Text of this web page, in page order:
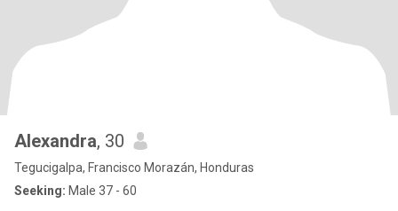
Alexandra, 30
Tegucigalpa, Francisco Morazán, Honduras
Seeking: Male 37 - 60